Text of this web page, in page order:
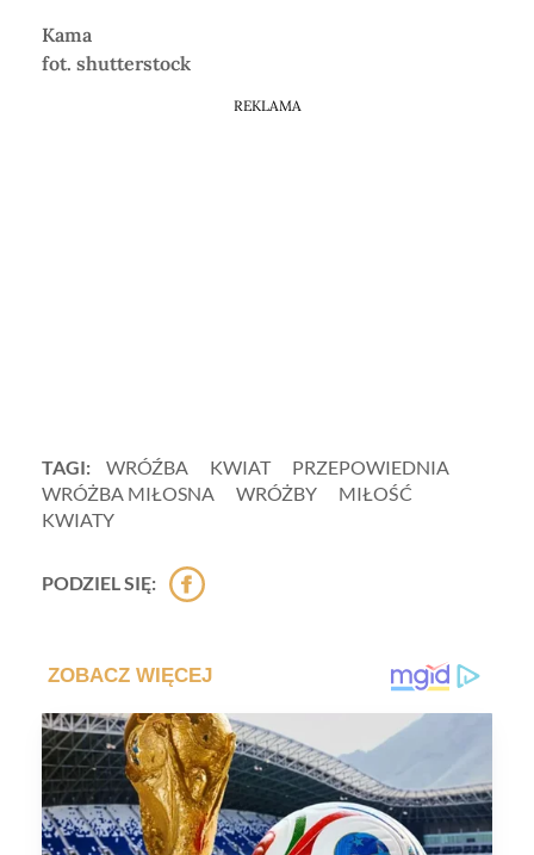
Kama
fot. shutterstock
REKLAMA
TAGI: WRÓŹBA KWIAT
PRZEPOWIEDNIA
WRÓŻBA MIŁOSNA
WRÓŻBY
MIŁOŚĆ
KWIATY
PODZIEL SIĘ: